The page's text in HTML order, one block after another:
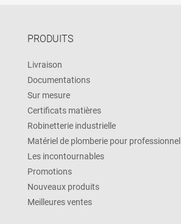
PRODUITS
Livraison
Documentations
Sur mesure
Certificats matières
Robinetterie industrielle
Matériel de plomberie pour professionnel
Les incontournables
Promotions
Nouveaux produits
Meilleures ventes